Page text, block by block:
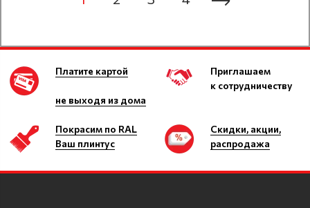
Платите картой
не выходя из дома
Приглашаем
к сотрудничеству
Покрасим по RAL
Ваш плинтус
Скидки, акции,
распродажа